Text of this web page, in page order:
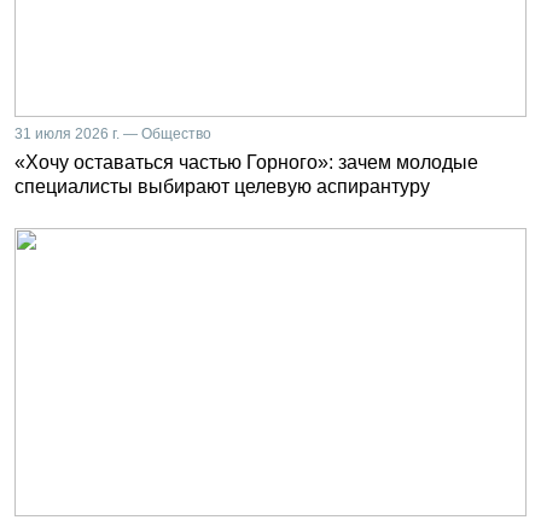
31 июля 2026 г. — Общество
«Хочу оставаться частью Горного»: зачем молодые
специалисты выбирают целевую аспирантуру